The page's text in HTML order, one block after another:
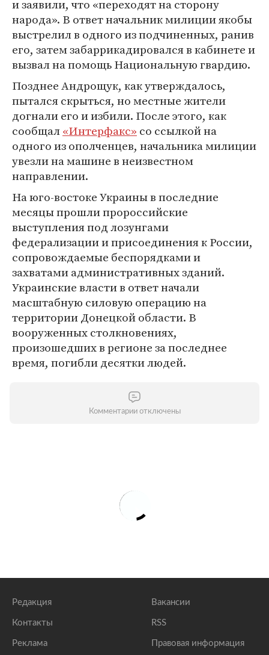
и заявили, что «переходят на сторону
народа». В ответ начальник милиции якобы
выстрелил в одного из подчиненных, ранив
его, затем забаррикадировался в кабинете и
вызвал на помощь Национальную гвардию.
Позднее Андрощук, как утверждалось,
пытался скрыться, но местные жители
догнали его и избили. После этого, как
сообщал«Интерфакс» со ссылкой на
одного из ополченцев, начальника милиции
увезли на машине в неизвестном
направлении.
На юго-востоке Украины в последние
месяцы прошли пророссийские
выступления под лозунгами
федерализации и присоединения к России,
сопровождаемые беспорядками и
захватами административных зданий.
Украинские власти в ответ начали
масштабную силовую операцию на
территории Донецкой области. В
вооруженных столкновениях,
произошедших в регионе за последнее
время, погибли десятки людей.
Комментарии отключены
Редакция
Контакты
Реклама
Вакансии
RSS
Правовая информация